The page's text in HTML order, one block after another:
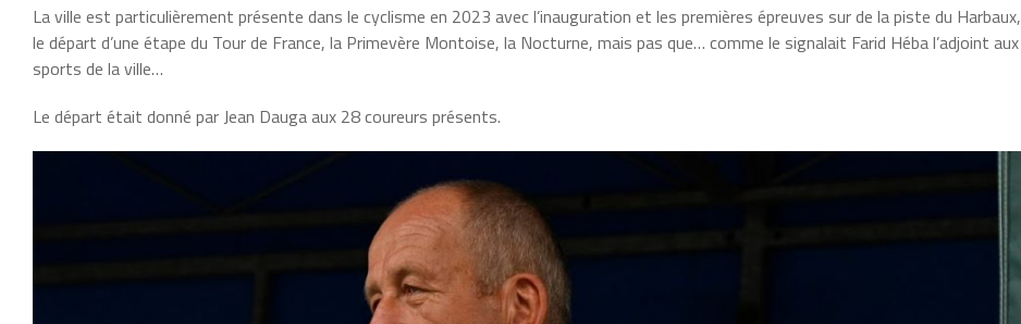
La ville est particulièrement présente dans le cyclisme en 2023 avec l’inauguration et les premières épreuves sur de la piste du Harbaux,
le départ d’une étape du Tour de France, la Primevère Montoise, la Nocturne, mais pas que… comme le signalait Farid Héba l’adjoint aux
sports de la ville…
Le départ était donné par Jean Dauga aux 28 coureurs présents.